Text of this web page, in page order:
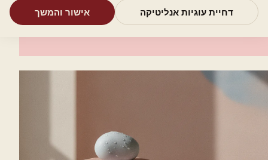
ד"ר ויינראוך לואיס
דחיית עוגיות אנליטיקה אישור והמשך